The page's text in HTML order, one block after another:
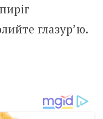
глазур’ю.